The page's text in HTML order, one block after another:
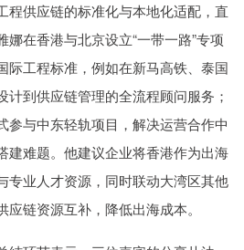
程供应链的标准化与本地化适配，直
在香港与北京设立“一带一路”专项
际工程标准，例如在新马高铁、泰国
计到供应链管理的全流程顾问服务；
参与中东轻轨项目，解决运营合作中
建难题。他建议企业将香港作为出海
专业人才资源，同时联动大湾区其他
链资源互补，降低出海成本。